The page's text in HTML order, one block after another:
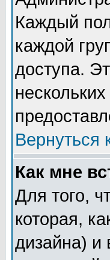
Каждый
каждой
доступа.
Вернуться
Как мне
Для того,
которая,
дизайна) и